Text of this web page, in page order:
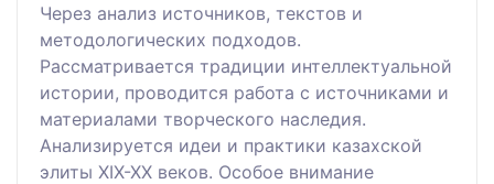
Через анализ источников, текстов и
методологических подходов.
Рассматривается традиции интеллектуальной
истории, проводится работа с источниками и
материалами творческого наследия.
Анализируется идеи и практики казахской
элиты ХІХ-ХХ веков. Особое внимание